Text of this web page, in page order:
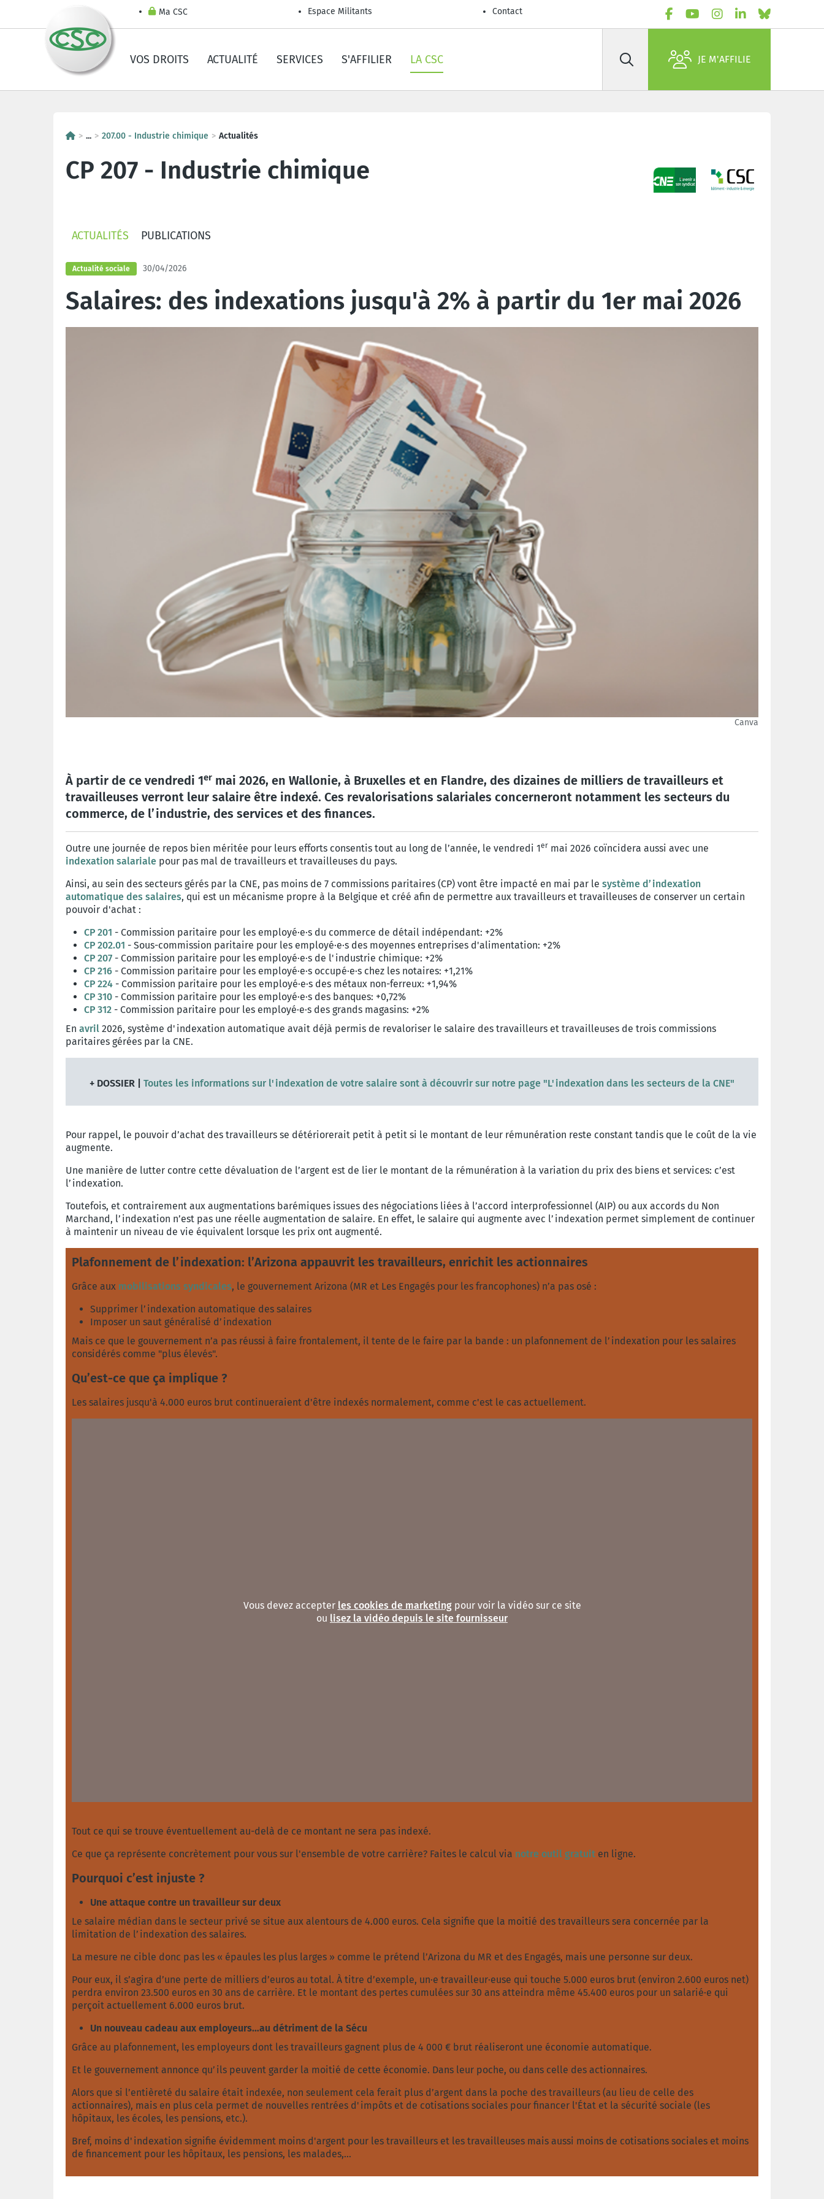
Ma CSC Espace Militants Contact
VOS DROITS ACTUALITÉ SERVICES S'AFFILIER LA CSC Rechercher JE M'AFFILIE
... 207.00 - Industrie chimique Actualités
CP 207 - Industrie chimique
ACTUALITÉS PUBLICATIONS
Actualité sociale 30/04/2026
Salaires: des indexations jusqu'à 2% à partir du 1er mai 2026
Canva
À partir de ce vendredi 1er mai 2026, en Wallonie, à Bruxelles et en Flandre, des dizaines de milliers de travailleurs et
travailleuses verront leur salaire être indexé. Ces revalorisations salariales concerneront notamment les secteurs du
commerce, de l’industrie, des services et des finances.
Outre une journée de repos bien méritée pour leurs efforts consentis tout au long de l’année, le vendredi 1er mai 2026 coïncidera aussi avec une
indexation salariale pour pas mal de travailleurs et travailleuses du pays.
Ainsi, au sein des secteurs gérés par la CNE, pas moins de 7 commissions paritaires (CP) vont être impacté en mai par le système d’indexation
automatique des salaires, qui est un mécanisme propre à la Belgique et créé afin de permettre aux travailleurs et travailleuses de conserver un certain
pouvoir d'achat :
CP 201 - Commission paritaire pour les employé·e·s du commerce de détail indépendant: +2%
CP 202.01 - Sous-commission paritaire pour les employé·e·s des moyennes entreprises d'alimentation: +2%
CP 207 - Commission paritaire pour les employé·e·s de l'industrie chimique: +2%
CP 216 - Commission paritaire pour les employé·e·s occupé·e·s chez les notaires: +1,21%
CP 224 - Commission paritaire pour les employé·e·s des métaux non-ferreux: +1,94%
CP 310 - Commission paritaire pour les employé·e·s des banques: +0,72%
CP 312 - Commission paritaire pour les employé·e·s des grands magasins: +2%
En avril 2026, système d'indexation automatique avait déjà permis de revaloriser le salaire des travailleurs et travailleuses de trois commissions
paritaires gérées par la CNE.
+ DOSSIER | Toutes les informations sur l'indexation de votre salaire sont à découvrir sur notre page "L'indexation dans les secteurs de la CNE"
Pour rappel, le pouvoir d’achat des travailleurs se détériorerait petit à petit si le montant de leur rémunération reste constant tandis que le coût de la vie
augmente.
Une manière de lutter contre cette dévaluation de l’argent est de lier le montant de la rémunération à la variation du prix des biens et services: c’est
l’indexation.
Toutefois, et contrairement aux augmentations barémiques issues des négociations liées à l’accord interprofessionnel (AIP) ou aux accords du Non
Marchand, l’indexation n’est pas une réelle augmentation de salaire. En effet, le salaire qui augmente avec l’indexation permet simplement de continuer
à maintenir un niveau de vie équivalent lorsque les prix ont augmenté.
Plafonnement de l’indexation: l’Arizona appauvrit les travailleurs, enrichit les actionnaires
Grâce aux mobilisations syndicales, le gouvernement Arizona (MR et Les Engagés pour les francophones) n’a pas osé :
Supprimer l’indexation automatique des salaires
Imposer un saut généralisé d’indexation
Mais ce que le gouvernement n’a pas réussi à faire frontalement, il tente de le faire par la bande : un plafonnement de l’indexation pour les salaires
considérés comme "plus élevés".
Qu’est-ce que ça implique ?
Les salaires jusqu'à 4.000 euros brut continueraient d'être indexés normalement, comme c'est le cas actuellement.
Vous devez accepter les cookies de marketingpour voir la vidéo sur ce site
ou lisez la vidéo depuis le site fournisseur
Tout ce qui se trouve éventuellement au-delà de ce montant ne sera pas indexé.
Ce que ça représente concrètement pour vous sur l'ensemble de votre carrière? Faites le calcul via notre outil gratuit en ligne.
Pourquoi c’est injuste ?
Une attaque contre un travailleur sur deux
Le salaire médian dans le secteur privé se situe aux alentours de 4.000 euros. Cela signifie que la moitié des travailleurs sera concernée par la
limitation de l’indexation des salaires.
La mesure ne cible donc pas les « épaules les plus larges » comme le prétend l’Arizona du MR et des Engagés, mais une personne sur deux.
Pour eux, il s’agira d’une perte de milliers d’euros au total. À titre d’exemple, un·e travailleur·euse qui touche 5.000 euros brut (environ 2.600 euros net)
perdra environ 23.500 euros en 30 ans de carrière. Et le montant des pertes cumulées sur 30 ans atteindra même 45.400 euros pour un salarié·e qui
perçoit actuellement 6.000 euros brut.
Un nouveau cadeau aux employeurs…au détriment de la Sécu
Grâce au plafonnement, les employeurs dont les travailleurs gagnent plus de 4 000 € brut réaliseront une économie automatique.
Et le gouvernement annonce qu’ils peuvent garder la moitié de cette économie. Dans leur poche, ou dans celle des actionnaires.
Alors que si l’entièreté du salaire était indexée, non seulement cela ferait plus d’argent dans la poche des travailleurs (au lieu de celle des
actionnaires), mais en plus cela permet de nouvelles rentrées d'impôts et de cotisations sociales pour financer l'État et la sécurité sociale (les
hôpitaux, les écoles, les pensions, etc.).
Bref, moins d'indexation signifie évidemment moins d'argent pour les travailleurs et les travailleuses mais aussi moins de cotisations sociales et moins
de financement pour les hôpitaux, les pensions, les malades,...